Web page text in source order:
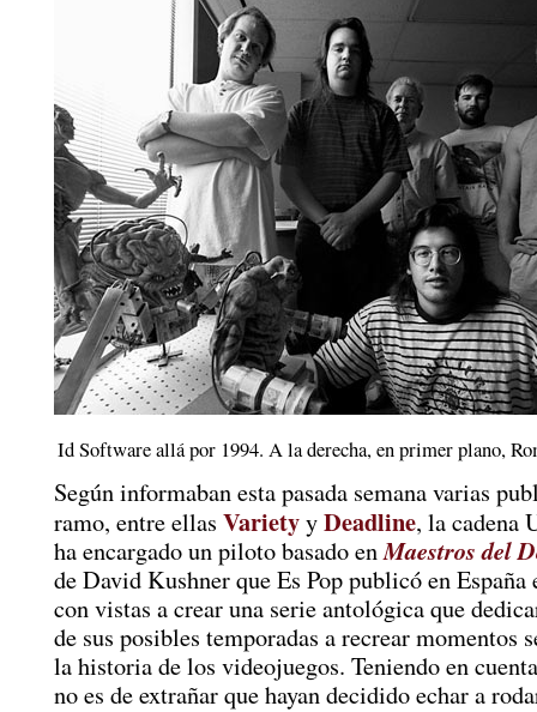
Id Software allá por 1994. A la derecha, en primer plano,
Según informaban esta pasada semana varias
ramo, entre ellas VarietyyDeadline, la cadena
ha encargado un piloto basado enMaestros del
de David Kushner que Es Pop publicó en España
con vistas a crear una serie antológica que
de sus posibles temporadas a recrear momentos
la historia de los videojuegos. Teniendo en
no es de extrañar que hayan decidido echar a